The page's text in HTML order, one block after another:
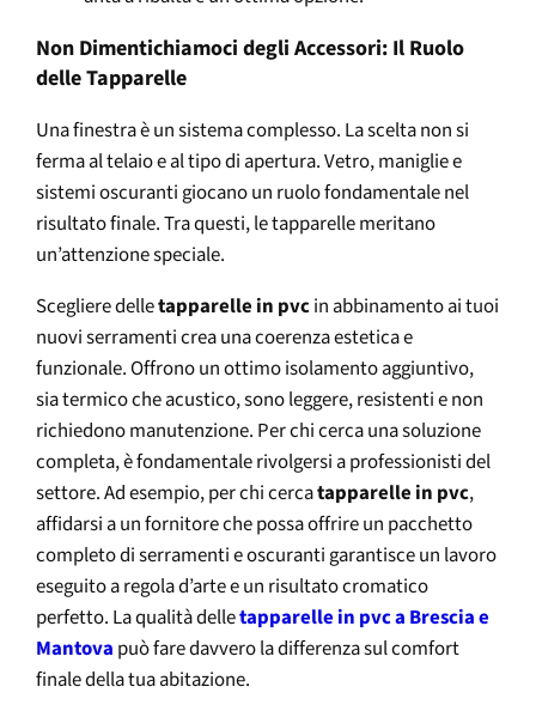
Non Dimentichiamoci degli Accessori: Il Ruolo
delle Tapparelle
Una finestra è un sistema complesso. La scelta non si
ferma al telaio e al tipo di apertura. Vetro, maniglie e
sistemi oscuranti giocano un ruolo fondamentale nel
risultato finale. Tra questi, le tapparelle meritano
un’attenzione speciale.
Scegliere delletapparelle in pvcin abbinamento ai tuoi
nuovi serramenti crea una coerenza estetica e
funzionale. Offrono un ottimo isolamento aggiuntivo,
sia termico che acustico, sono leggere, resistenti e non
richiedono manutenzione. Per chi cerca una soluzione
completa, è fondamentale rivolgersi a professionisti del
settore. Ad esempio, per chi cercatapparelle in pvc,
affidarsi a un fornitore che possa offrire un pacchetto
completo di serramenti e oscuranti garantisce un lavoro
eseguito a regola d’arte e un risultato cromatico
perfetto. La qualità delletapparelle in pvc a Brescia e
Mantova può fare davvero la differenza sul comfort
finale della tua abitazione.